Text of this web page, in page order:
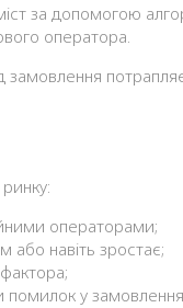
за допомогою
оператора.
потрапляє
операторами;
навіть зростає;
помилок у